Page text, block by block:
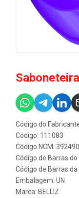
Código do
Código: 111083
Código NCM:
Código de Barras
Código de Barras
Embalagem: UN
Marca: BELLIZ